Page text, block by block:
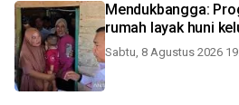
Mendukbangga:
rumah layak huni
Sabtu, 8 Agustus 2026